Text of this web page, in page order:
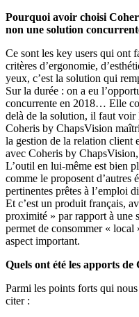
Pourquoi avoir choisi
non une solution
Ce sont les key users qui ont
critères d’ergonomie,
yeux, c’est la solution qui
Sur la durée : on a eu
concurrente en 2018… Elle
delà de la solution, il faut
Coheris by ChapsVision
la gestion de la relation client
avec Coheris by
L’outil en lui-même est bien
comme le proposent d’autres
pertinentes prêtes à l’emploi
Et c’est un produit français,
proximité » par rapport à une
permet de consommer « local
aspect important.
Quels ont été les apports
Parmi les points forts qui
citer :